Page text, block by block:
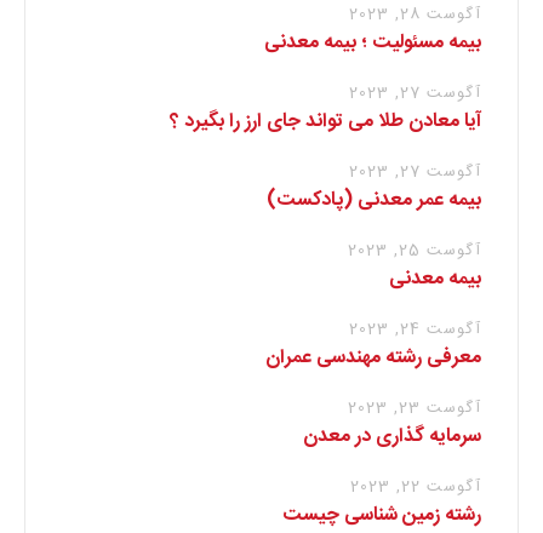
آگوست 28, 2023
بیمه مسئولیت ؛ بیمه معدنی
آگوست 27, 2023
آیا معادن طلا می تواند جای ارز را بگیرد ؟
آگوست 27, 2023
بیمه عمر معدنی (پادکست)
آگوست 25, 2023
بیمه معدنی
آگوست 24, 2023
معرفی رشته مهندسی عمران
آگوست 23, 2023
سرمایه گذاری در معدن
آگوست 22, 2023
رشته زمین شناسی چیست